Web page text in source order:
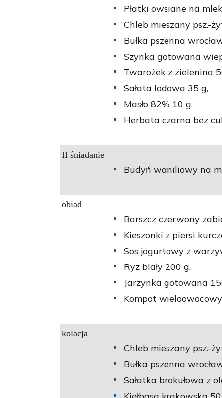
Płatki owsiane na
Chleb mieszany psz.-
Bułka pszenna
Szynka gotowana
Twarożek z zielenina
Sałata lodowa 35 g,
Masło 82% 10 g,
Herbata czarna bez
II śniadanie
Budyń waniliowy na
obiad
Barszcz czerwony
Kieszonki z piersi
Sos jogurtowy z
Ryz biały 200 g,
Jarzynka gotowana
Kompot
kolacja
Chleb mieszany psz.-
Bułka pszenna
Sałatka brokułowa z